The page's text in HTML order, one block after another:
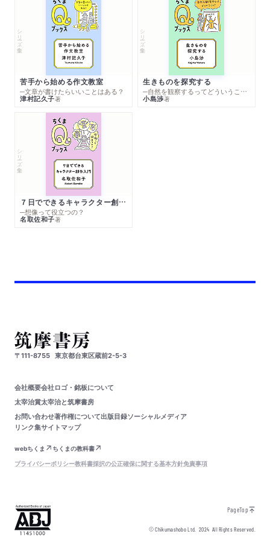
シリーズ・全集
苦手から始める作文教室
─文章が書けたらいいことはある？
津村記久子著
シリーズ・全集
生きものを探究する
─自然を観察するってどういうこと？
小島渉著
シリーズ・全集
７日でできるキャラクター創作入門
─想像って役立つの？
名取佐和子著
〒111-8755 東京都台東区蔵前2-5-3
会社概要会社ロゴ・銘板について
太宰治賞太宰治と筑摩書房
お問い合わせ著作権について出版目録ソーシャルメディア
リンク集サイトマップ
webちくま
ちくまの教科書
プライバシーポリシー教科書採択の公正確保に関する基本方針免責事項
PageTop
© Chikumashobo Ltd.2024 All Rights Reserved.